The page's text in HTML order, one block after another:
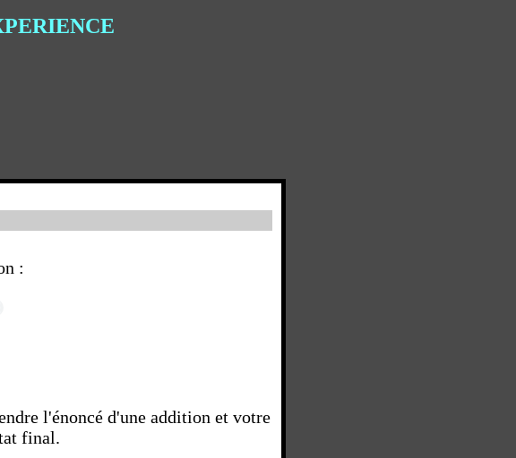
:
l'énoncé d'une addition et votre
final.